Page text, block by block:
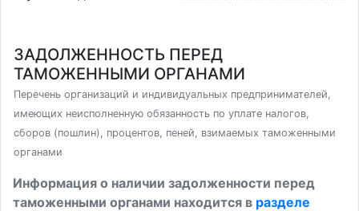
ЗАДОЛЖЕННОСТЬ ПЕРЕД
ТАМОЖЕННЫМИ ОРГАНАМИ
Перечень организаций и индивидуальных предпринимателей,
имеющих неисполненную обязанность по уплате налогов,
сборов (пошлин), процентов, пеней, взимаемых таможенными
органами
Информация о наличии задолженности перед
таможенными органами находится в разделе